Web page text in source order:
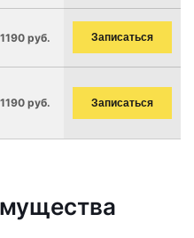
руб. Записаться
руб. Записаться